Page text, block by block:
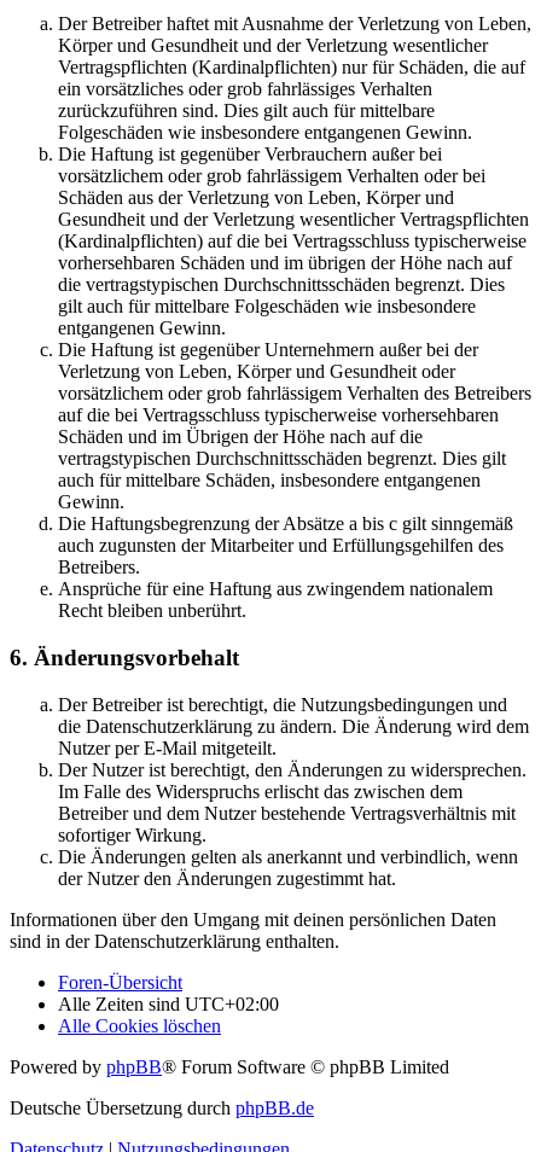
Der Betreiber haftet mit Ausnahme der Verletzung von Leben,
Körper und Gesundheit und der Verletzung wesentlicher
Vertragspflichten (Kardinalpflichten) nur für Schäden, die auf
ein vorsätzliches oder grob fahrlässiges Verhalten
zurückzuführen sind. Dies gilt auch für mittelbare
Folgeschäden wie insbesondere entgangenen Gewinn.
Die Haftung ist gegenüber Verbrauchern außer bei
vorsätzlichem oder grob fahrlässigem Verhalten oder bei
Schäden aus der Verletzung von Leben, Körper und
Gesundheit und der Verletzung wesentlicher Vertragspflichten
(Kardinalpflichten) auf die bei Vertragsschluss typischerweise
vorhersehbaren Schäden und im übrigen der Höhe nach auf
die vertragstypischen Durchschnittsschäden begrenzt. Dies
gilt auch für mittelbare Folgeschäden wie insbesondere
entgangenen Gewinn.
Die Haftung ist gegenüber Unternehmern außer bei der
Verletzung von Leben, Körper und Gesundheit oder
vorsätzlichem oder grob fahrlässigem Verhalten des Betreibers
auf die bei Vertragsschluss typischerweise vorhersehbaren
Schäden und im Übrigen der Höhe nach auf die
vertragstypischen Durchschnittsschäden begrenzt. Dies gilt
auch für mittelbare Schäden, insbesondere entgangenen
Gewinn.
Die Haftungsbegrenzung der Absätze a bis c gilt sinngemäß
auch zugunsten der Mitarbeiter und Erfüllungsgehilfen des
Betreibers.
Ansprüche für eine Haftung aus zwingendem nationalem
Recht bleiben unberührt.
6. Änderungsvorbehalt
Der Betreiber ist berechtigt, die Nutzungsbedingungen und
die Datenschutzerklärung zu ändern. Die Änderung wird dem
Nutzer per E-Mail mitgeteilt.
Der Nutzer ist berechtigt, den Änderungen zu widersprechen.
Im Falle des Widerspruchs erlischt das zwischen dem
Betreiber und dem Nutzer bestehende Vertragsverhältnis mit
sofortiger Wirkung.
Die Änderungen gelten als anerkannt und verbindlich, wenn
der Nutzer den Änderungen zugestimmt hat.
Informationen über den Umgang mit deinen persönlichen Daten
sind in der Datenschutzerklärung enthalten.
Foren-Übersicht
Alle Zeiten sind UTC+02:00
Alle Cookies löschen
Powered by phpBB® Forum Software © phpBB Limited
Deutsche Übersetzung durch phpBB.de